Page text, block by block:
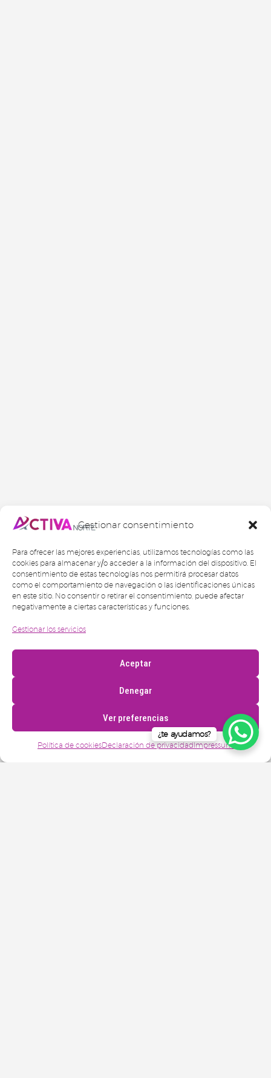
Gestionar consentimiento
Para ofrecer las mejores experiencias, utilizamos tecnologías como las
cookies para almacenar y/o acceder a la información del dispositivo. El
consentimiento de estas tecnologías nos permitirá procesar datos
como el comportamiento de navegación o las identificaciones únicas
en este sitio. No consentir o retirar el consentimiento, puede afectar
negativamente a ciertas características y funciones.
Gestionar los servicios
Aceptar
Denegar
Ver preferencias
Política de cookiesDeclaración de privacidadImpressum
¿te ayudamos?